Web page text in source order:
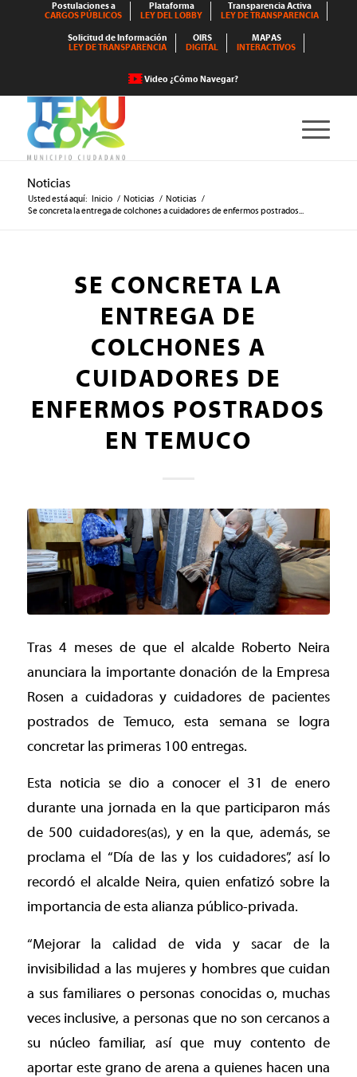
Postulaciones a
CARGOS PÚBLICOS
Plataforma
LEY DEL LOBBY
Transparencia Activa
LEY DE TRANSPARENCIA
Solicitud de Información
LEY DE TRANSPARENCIA
OIRS
DIGITAL
MAPAS
INTERACTIVOS
Video ¿Cómo Navegar?
Noticias
Usted está aquí: Inicio / Noticias / Noticias /
Se concreta la entrega de colchones a cuidadores de enfermos postrados...
SE CONCRETA LA
ENTREGA DE
COLCHONES A
CUIDADORES DE
ENFERMOS POSTRADOS
EN TEMUCO
Tras 4 meses de que el alcalde Roberto Neira
anunciara la importante donación de la Empresa
Rosen a cuidadoras y cuidadores de pacientes
postrados de Temuco, esta semana se logra
concretar las primeras 100 entregas.
Esta noticia se dio a conocer el 31 de enero
durante una jornada en la que participaron más
de 500 cuidadores(as), y en la que, además, se
proclama el “Día de las y los cuidadores”, así lo
recordó el alcalde Neira, quien enfatizó sobre la
importancia de esta alianza público-privada.
“Mejorar la calidad de vida y sacar de la
invisibilidad a las mujeres y hombres que cuidan
a sus familiares o personas conocidas o, muchas
veces inclusive, a personas que no son cercanos a
su núcleo familiar, así que muy contento de
aportar este grano de arena a quienes hacen una